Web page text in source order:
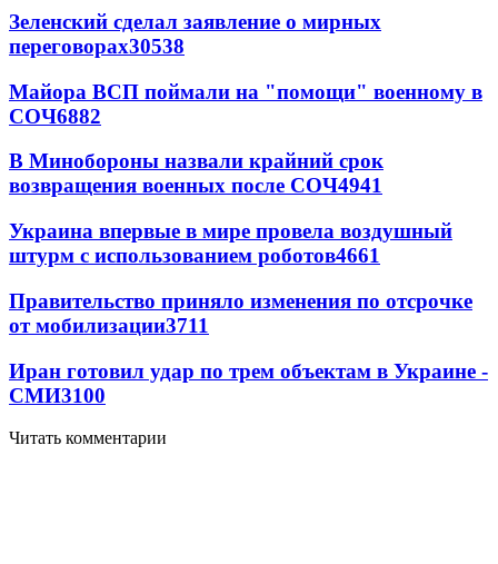
Зеленский сделал заявление о мирных
переговорах30538
Майора ВСП поймали на "помощи" военному в
СОЧ6882
В Минобороны назвали крайний срок
возвращения военных после СОЧ4941
Украина впервые в мире провела воздушный
штурм с использованием роботов4661
Правительство приняло изменения по отсрочке
от мобилизации3711
Иран готовил удар по трем объектам в Украине -
СМИ3100
Читать комментарии